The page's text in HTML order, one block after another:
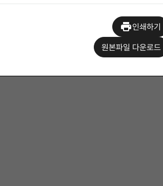
인쇄하기
원본파일 다운로드